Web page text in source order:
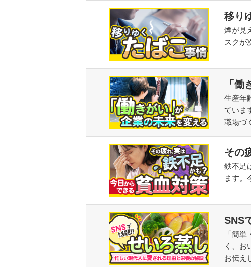
移り
煙が見
スクが
「
生産年
ていま
職場づ
その
鉄不足
ます。
SNS
「簡
く、お
お伝え